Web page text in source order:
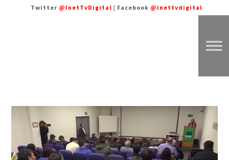
Twitter @InetTvDigital | Facebook @inettvdigital